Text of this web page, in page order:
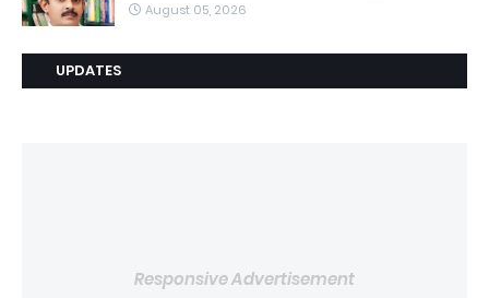
August 05, 2026
UPDATES
Responsive Advertisement